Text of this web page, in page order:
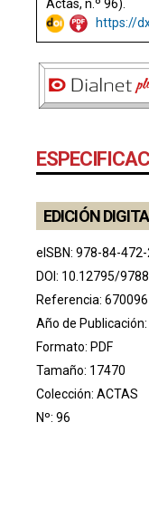
Actas, n.º 96).
https://
EDICIÓN
eISBN: 978-84-
DOI: 10.12795/
Referencia: 670096
Año de
Formato: PDF
Tamaño: 17470
Colección: ACTAS
Nº: 96